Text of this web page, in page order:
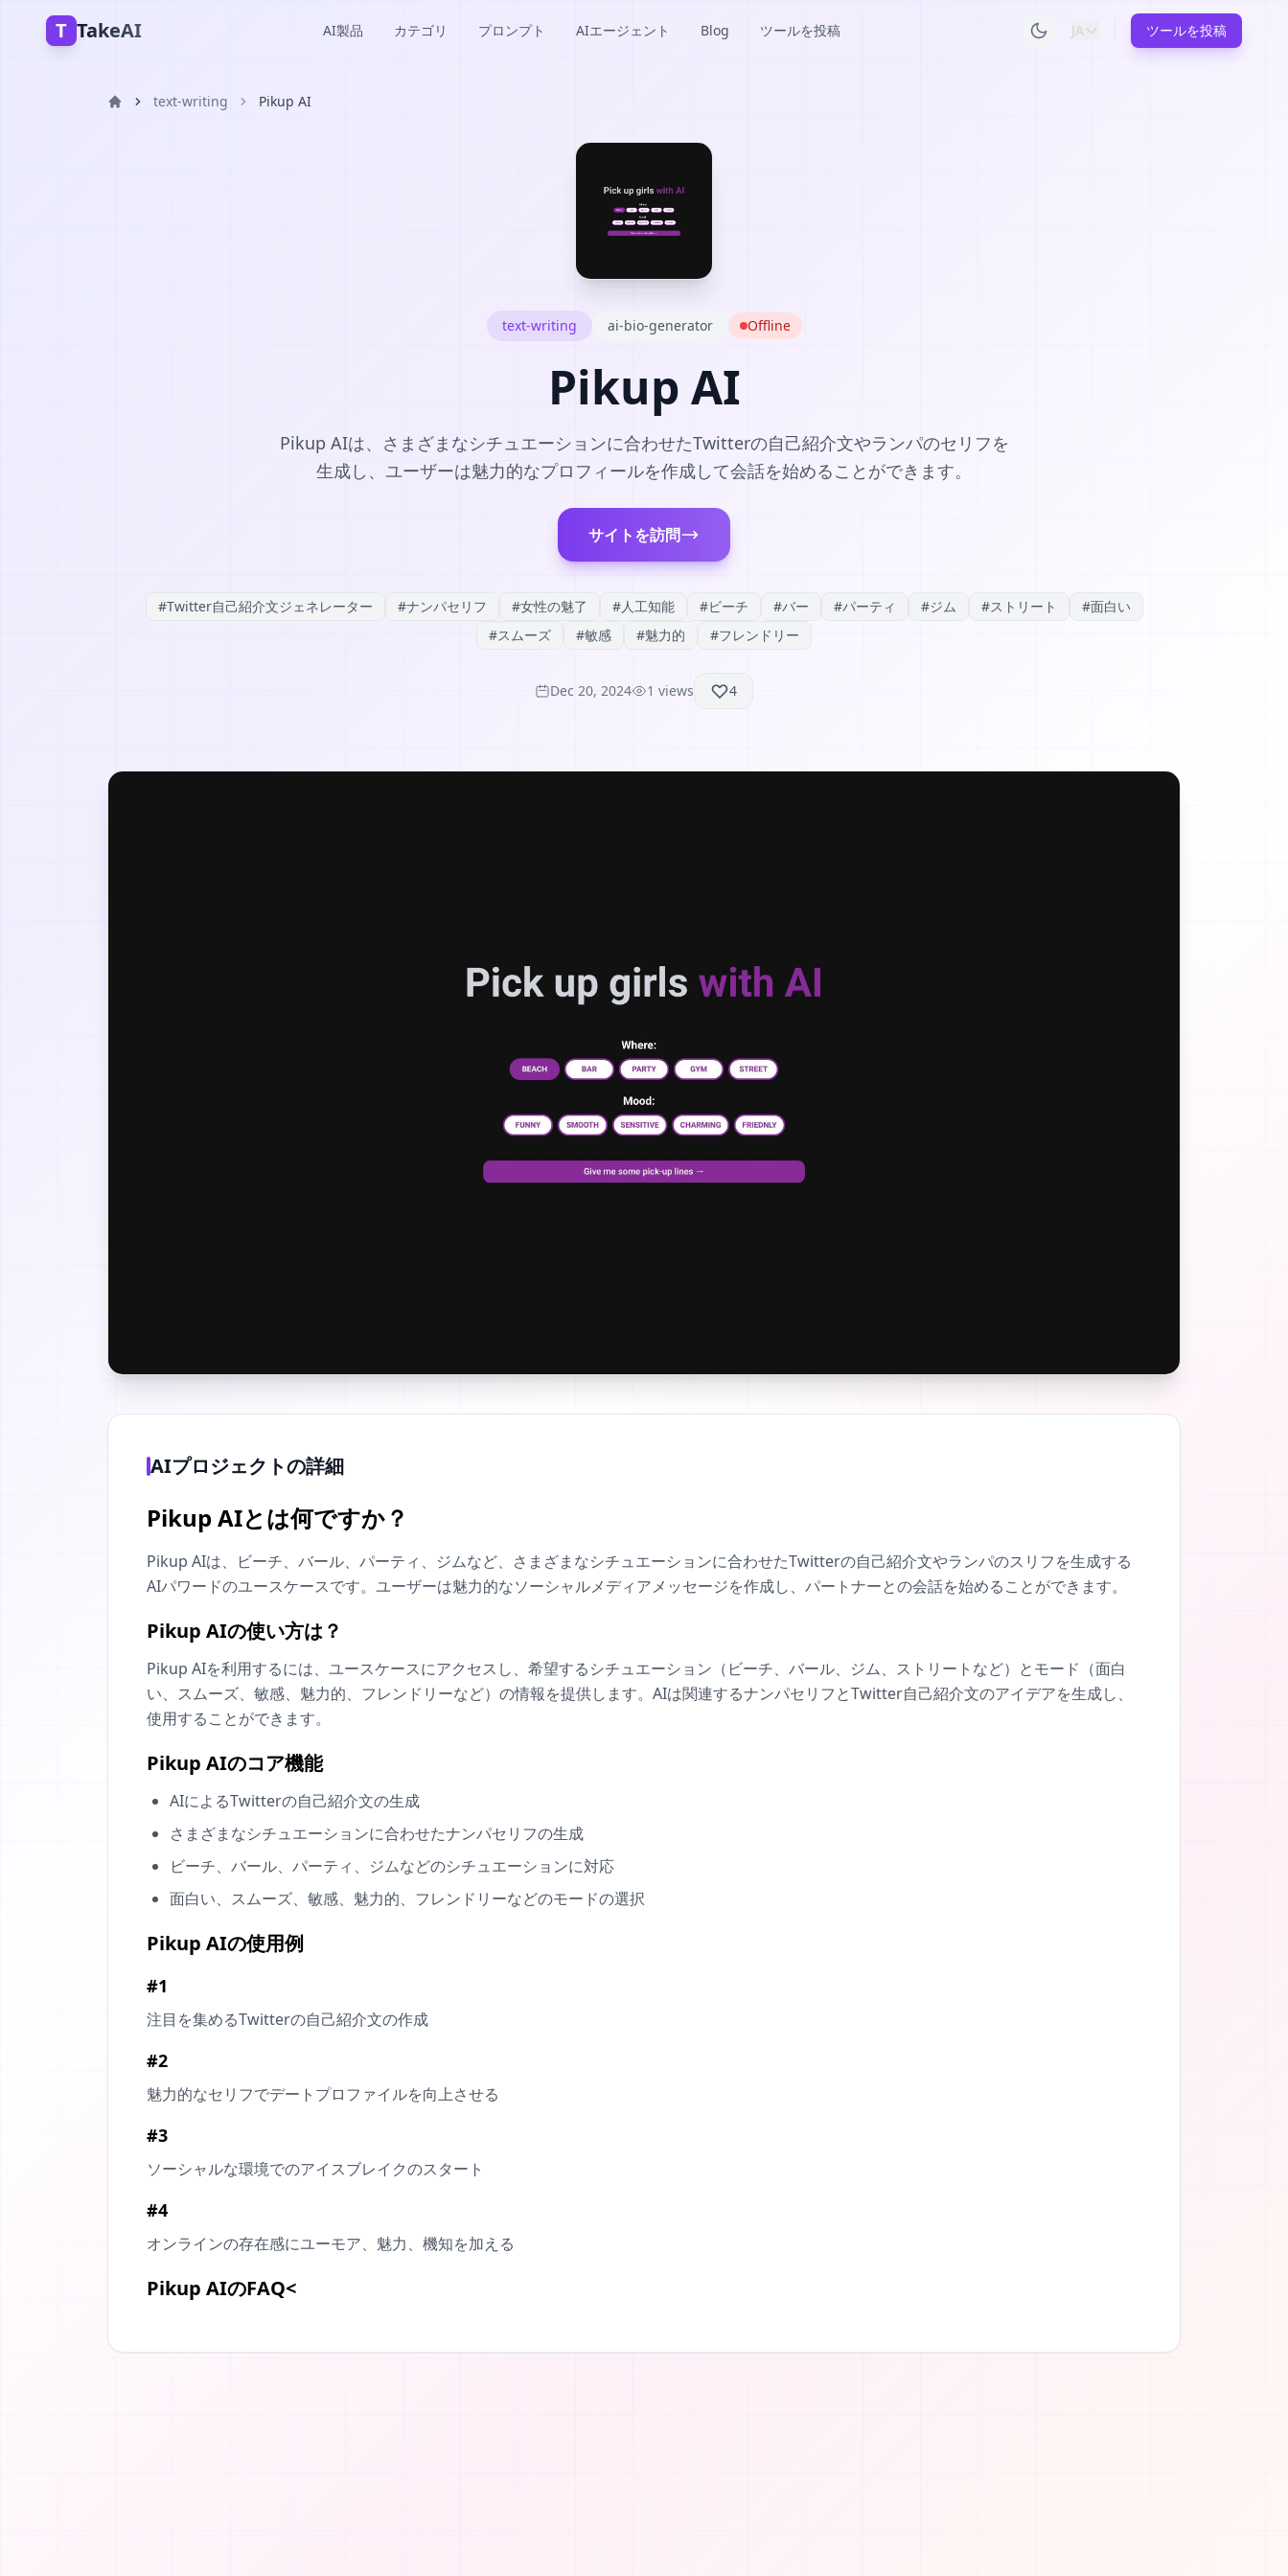
T TakeAI AI製品 カテゴリ プロンプト AIエージェント Blog ツールを投稿 JA ツールを投稿
text-writing Pikup AI
text-writing ai-bio-generator Offline
Pikup AI
Pikup AIは、さまざまなシチュエーションに合わせたTwitterの自己紹介文やランパのセリフを
生成し、ユーザーは魅力的なプロフィールを作成して会話を始めることができます。
サイトを訪問
#Twitter自己紹介文ジェネレーター #ナンパセリフ #女性の魅了 #人工知能 #ビーチ #バー #パーティ #ジム #ストリート #面白い
#スムーズ #敏感 #魅力的 #フレンドリー
Dec 20, 2024 1 views 4
AIプロジェクトの詳細
Pikup AIとは何ですか？
Pikup AIは、ビーチ、バール、パーティ、ジムなど、さまざまなシチュエーションに合わせたTwitterの自己紹介文やランパのスリフを生成する
AIパワードのユースケースです。ユーザーは魅力的なソーシャルメディアメッセージを作成し、パートナーとの会話を始めることができます。
Pikup AIの使い方は？
Pikup AIを利用するには、ユースケースにアクセスし、希望するシチュエーション（ビーチ、バール、ジム、ストリートなど）とモード（面白
い、スムーズ、敏感、魅力的、フレンドリーなど）の情報を提供します。AIは関連するナンパセリフとTwitter自己紹介文のアイデアを生成し、
使用することができます。
Pikup AIのコア機能
AIによるTwitterの自己紹介文の生成
さまざまなシチュエーションに合わせたナンパセリフの生成
ビーチ、バール、パーティ、ジムなどのシチュエーションに対応
面白い、スムーズ、敏感、魅力的、フレンドリーなどのモードの選択
Pikup AIの使用例
#1
注目を集めるTwitterの自己紹介文の作成
#2
魅力的なセリフでデートプロファイルを向上させる
#3
ソーシャルな環境でのアイスブレイクのスタート
#4
オンラインの存在感にユーモア、魅力、機知を加える
Pikup AIのFAQ<